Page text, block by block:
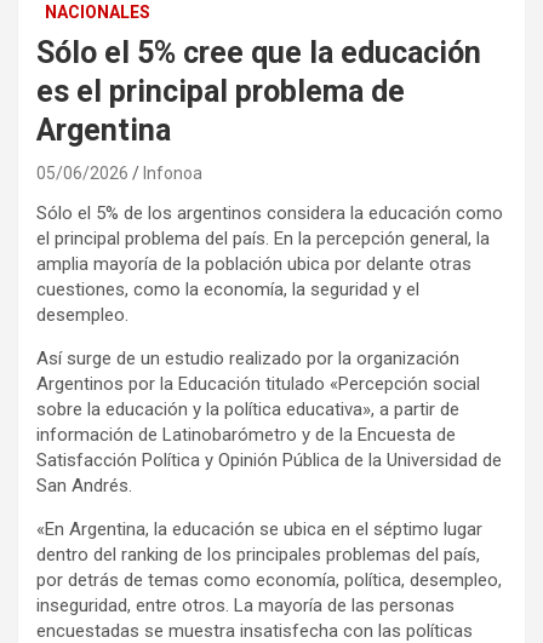
NACIONALES
Sólo el 5% cree que la educación
es el principal problema de
Argentina
05/06/2026 Infonoa
Sólo el 5% de los argentinos considera la educación como
el principal problema del país. En la percepción general, la
amplia mayoría de la población ubica por delante otras
cuestiones, como la economía, la seguridad y el
desempleo.
Así surge de un estudio realizado por la organización
Argentinos por la Educación titulado «Percepción social
sobre la educación y la política educativa», a partir de
información de Latinobarómetro y de la Encuesta de
Satisfacción Política y Opinión Pública de la Universidad de
San Andrés.
«En Argentina, la educación se ubica en el séptimo lugar
dentro del ranking de los principales problemas del país,
por detrás de temas como economía, política, desempleo,
inseguridad, entre otros. La mayoría de las personas
encuestadas se muestra insatisfecha con las políticas